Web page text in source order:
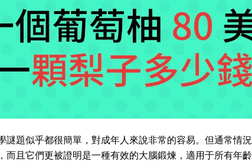
謎題似乎都很簡單，對成年人來說非常的容易。但通常情
而且它們更被證明是一種有效的大腦鍛煉，適用于所有年